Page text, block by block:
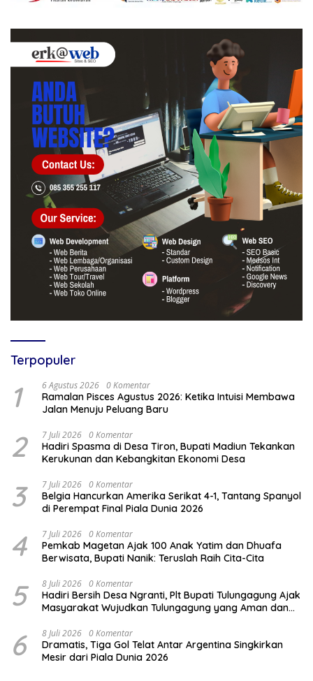
Terpopuler
1 6 Agustus 2026 0 Komentar
Ramalan Pisces Agustus 2026: Ketika Intuisi Membawa
Jalan Menuju Peluang Baru
2 7 Juli 2026 0 Komentar
Hadiri Spasma di Desa Tiron, Bupati Madiun Tekankan
Kerukunan dan Kebangkitan Ekonomi Desa
3 7 Juli 2026 0 Komentar
Belgia Hancurkan Amerika Serikat 4-1, Tantang Spanyol
di Perempat Final Piala Dunia 2026
4 7 Juli 2026 0 Komentar
Pemkab Magetan Ajak 100 Anak Yatim dan Dhuafa
Berwisata, Bupati Nanik: Teruslah Raih Cita-Cita
5 8 Juli 2026 0 Komentar
Hadiri Bersih Desa Ngranti, Plt Bupati Tulungagung Ajak
Masyarakat Wujudkan Tulungagung yang Aman dan
6 8 Juli 2026 0 Komentar
Dramatis, Tiga Gol Telat Antar Argentina Singkirkan
Mesir dari Piala Dunia 2026